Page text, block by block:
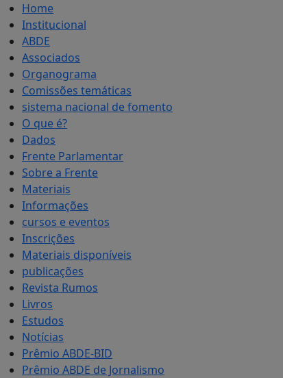
Home
Institucional
ABDE
Associados
Organograma
Comissões temáticas
sistema nacional de fomento
O que é?
Dados
Frente Parlamentar
Sobre a Frente
Materiais
Informações
cursos e eventos
Inscrições
Materiais disponíveis
publicações
Revista Rumos
Livros
Estudos
Notícias
Prêmio ABDE-BID
Prêmio ABDE de Jornalismo